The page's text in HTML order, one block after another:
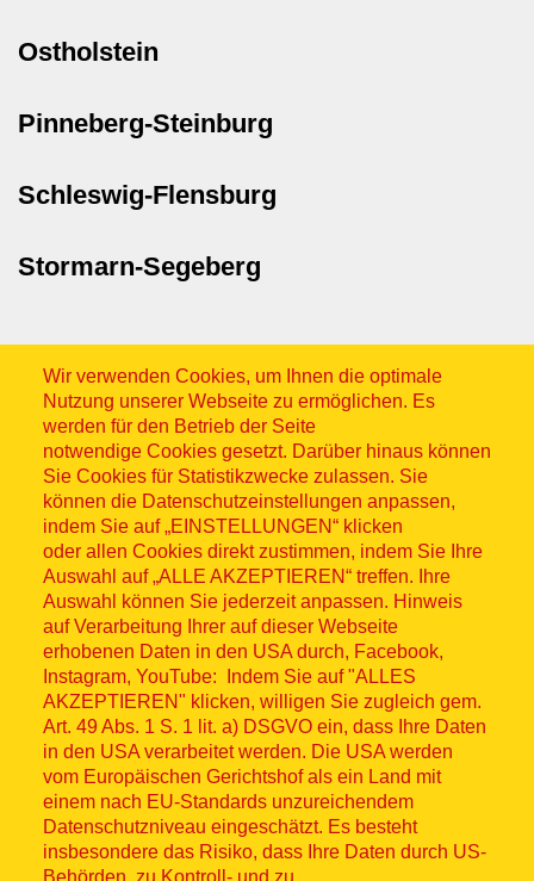
Ostholstein
Pinneberg-Steinburg
Schleswig-Flensburg
Stormarn-Segeberg
Wir verwenden Cookies, um Ihnen die optimale
Nutzung unserer Webseite zu ermöglichen. Es
werden für den Betrieb der Seite
notwendige Cookies gesetzt. Darüber hinaus können
Sie Cookies für Statistikzwecke zulassen. Sie
können die Datenschutzeinstellungen anpassen,
indem Sie auf „EINSTELLUNGEN“ klicken
oder allen Cookies direkt zustimmen, indem Sie Ihre
Auswahl auf „ALLE AKZEPTIEREN“ treffen. Ihre
Auswahl können Sie jederzeit anpassen. Hinweis
auf Verarbeitung Ihrer auf dieser Webseite
erhobenen Daten in den USA durch, Facebook,
Instagram, YouTube: Indem Sie auf "ALLES
AKZEPTIEREN" klicken, willigen Sie zugleich gem.
Art. 49 Abs. 1 S. 1 lit. a) DSGVO ein, dass Ihre Daten
in den USA verarbeitet werden. Die USA werden
vom Europäischen Gerichtshof als ein Land mit
einem nach EU-Standards unzureichendem
Datenschutzniveau eingeschätzt. Es besteht
insbesondere das Risiko, dass Ihre Daten durch US-
Sitemap
© ASB 2026
Fußzeilenmenü
Impressum
Datenschutz
Kontakt
Hinweisgebersystem